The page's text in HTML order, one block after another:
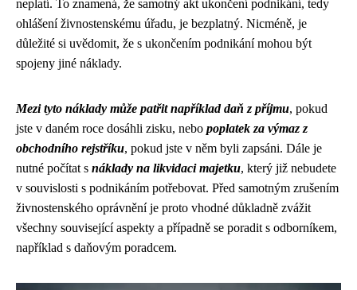
neplatí. To znamená, že samotný akt ukončení podnikání, tedy
ohlášení živnostenskému úřadu, je bezplatný. Nicméně, je
důležité si uvědomit, že s ukončením podnikání mohou být
spojeny jiné náklady.
Mezi tyto náklady může patřit například daň z příjmu, pokud
jste v daném roce dosáhli zisku, nebo poplatek za výmaz z
obchodního rejstříku, pokud jste v něm byli zapsáni. Dále je
nutné počítat s náklady na likvidaci majetku, který již nebudete
v souvislosti s podnikáním potřebovat. Před samotným zrušením
živnostenského oprávnění je proto vhodné důkladně zvážit
všechny související aspekty a případně se poradit s odborníkem,
například s daňovým poradcem.